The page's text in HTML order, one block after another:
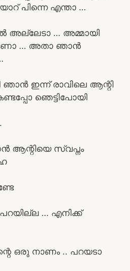
പിന്നെ എന്താ …
അല്ലേടാ … അമ്മായി
… അതാ ഞാൻ
ഞാൻ ഇന്ന് രാവിലെ ആന്റി
ഞെട്ടിപോയി
ആന്റിയെ സ്വപ്നം
… എനിക്ക്
ഒരു നാണം .. പറയടാ